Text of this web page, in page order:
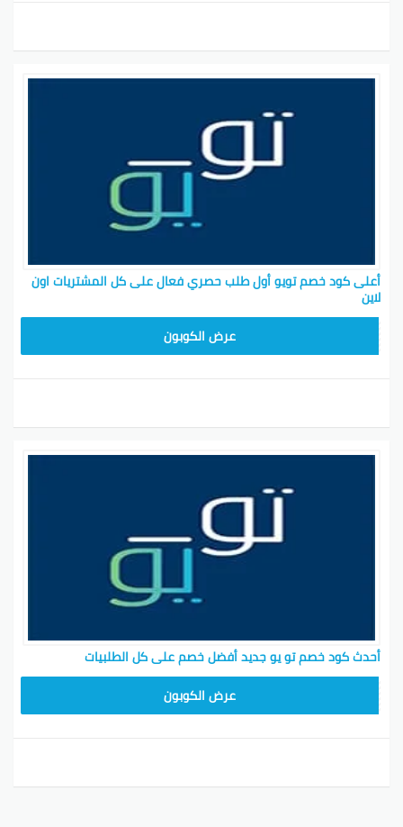
أعلى كود خصم تويو أول طلب حصري فعال على كل المشتريات اون
لاين
عرض الكوبون
أحدث كود خصم تو يو جديد أفضل خصم على كل الطلبيات
عرض الكوبون